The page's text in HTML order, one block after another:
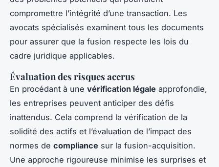
compromettre l’intégrité d’une transaction. Les
avocats spécialisés examinent tous les documents
pour assurer que la fusion respecte les lois du
cadre juridique applicables.
Évaluation des risques accrus
En procédant à une vérification légale approfondie,
les entreprises peuvent anticiper des défis
inattendus. Cela comprend la vérification de la
solidité des actifs et l’évaluation de l’impact des
normes de compliance sur la fusion-acquisition.
Une approche rigoureuse minimise les surprises et